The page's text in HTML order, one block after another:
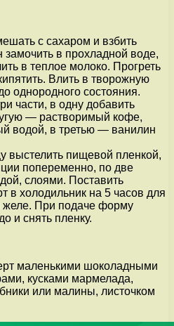
с сахаром и взбить
в прохладной воде,
в теплое молоко. Прогреть
Влить в творожную
однородного состояния.
части, в одну добавить
— растворимый кофе,
водой, в третью — ванилин
выстелить пищевой пленкой,
попеременно, по две
слоями. Поставить
в холодильник на 5 часов для
желе. При подаче форму
и снять пленку.
маленькими шоколадными
кусками мармелада,
или малины, листочком